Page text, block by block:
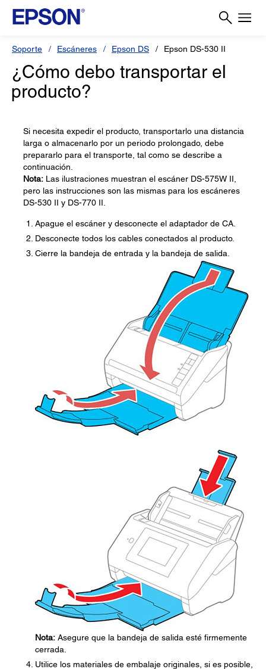
Soporte Escáneres Epson DS Epson DS-530 II
¿Cómo debo transportar el
producto?
Si necesita expedir el producto, transportarlo una distancia
larga o almacenarlo por un periodo prolongado, debe
prepararlo para el transporte, tal como se describe a
continuación.
Nota: Las ilustraciones muestran el escáner DS-575W II,
pero las instrucciones son las mismas para los escáneres
DS-530 II y DS-770 II.
Apague el escáner y desconecte el adaptador de CA.
Desconecte todos los cables conectados al producto.
Cierre la bandeja de entrada y la bandeja de salida.
Nota: Asegure que la bandeja de salida esté firmemente
cerrada.
Utilice los materiales de embalaje originales, si es posible,